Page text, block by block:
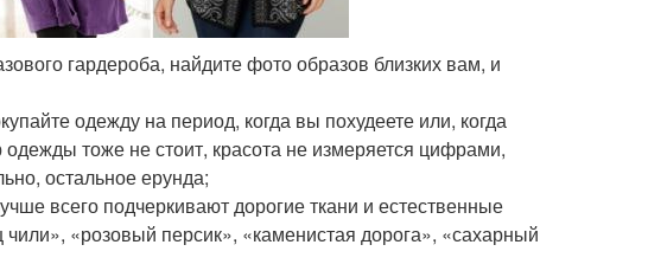
гардероба, найдите фото образов близких вам, и
одежду на период, когда вы похудеете или, когда
тоже не стоит, красота не измеряется цифрами,
остальное ерунда;
всего подчеркивают дорогие ткани и естественные
«розовый персик», «каменистая дорога», «сахарный